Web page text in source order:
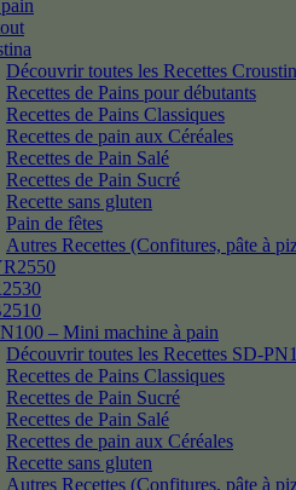
Découvrir toutes les Recettes
Recettes de Pains pour débutants
Recettes de Pains Classiques
Recettes de pain aux Céréales
Recettes de Pain Salé
Recettes de Pain Sucré
Recette sans gluten
Pain de fêtes
Autres Recettes (Confitures, pâte à
– Mini machine à pain
Découvrir toutes les Recettes SD-
Recettes de Pains Classiques
Recettes de Pain Sucré
Recettes de Pain Salé
Recettes de pain aux Céréales
Recette sans gluten
Autres Recettes (Confitures, pâte à